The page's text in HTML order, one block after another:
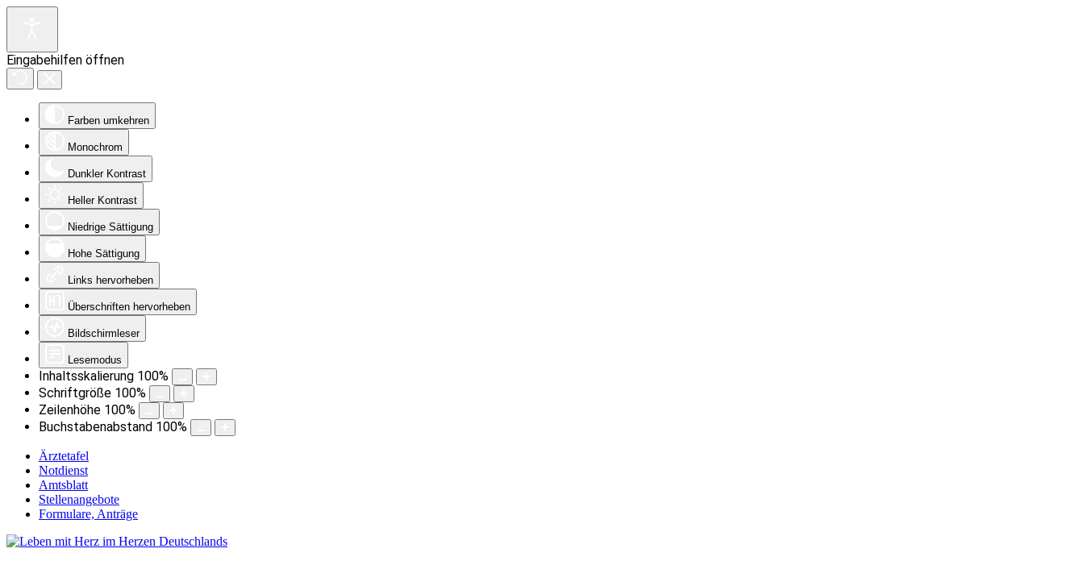
Eingabehilfen öffnen
Farben umkehren
Monochrom
Dunkler Kontrast
Heller Kontrast
Niedrige Sättigung
Hohe Sättigung
Links hervorheben
Überschriften hervorheben
Bildschirmleser
Lesemodus
Inhaltsskalierung 100%
Schriftgröße 100%
Zeilenhöhe 100%
Buchstabenabstand 100%
Ärztetafel
Notdienst
Amtsblatt
Stellenangebote
Formulare, Anträge